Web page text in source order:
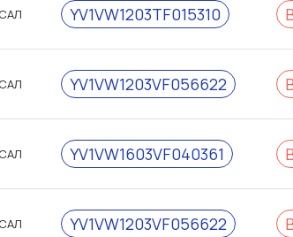
YV1VW1203TF015310
YV1VW1203VF056622
YV1VW1603VF040361
YV1VW1203VF056622